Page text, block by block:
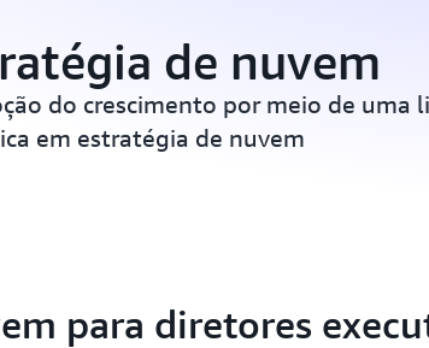
de nuvem
do crescimento por meio de uma
em estratégia de nuvem
para diretores